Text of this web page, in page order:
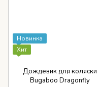
Новинка
Хит
Дождевик для коляски
Bugaboo Dragonfly